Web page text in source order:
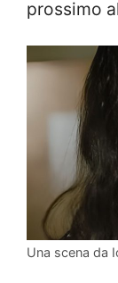
prossimo
Una scena da